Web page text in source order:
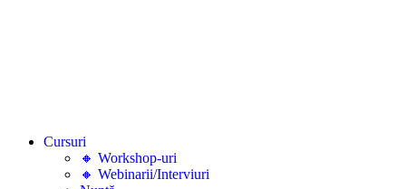
Cursuri
🔸 Workshop-uri
🔸 Webinarii/Interviuri